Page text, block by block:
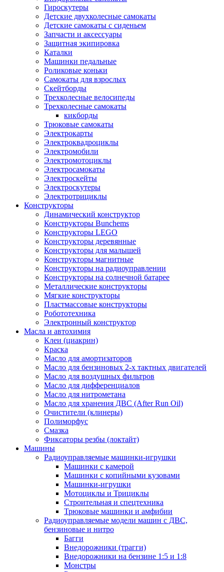
Гироскутеры
Детские двухколесные самокаты
Детские самокаты с сиденьем
Запчасти и аксессуары
Защитная экипировка
Каталки
Машинки педальные
Роликовые коньки
Самокаты для взрослых
Скейтборды
Трехколесные велосипеды
Трехколесные самокаты
кикборды
Трюковые самокаты
Электрокарты
Электроквадроциклы
Электромобили
Электромотоциклы
Электросамокаты
Электроскейты
Электроскутеры
Электротрициклы
Конструкторы
Динамический конструктор
Конструкторы Bunchems
Конструкторы LEGO
Конструкторы деревянные
Конструкторы для малышей
Конструкторы магнитные
Конструкторы на радиоуправлении
Конструкторы на солнечной батарее
Металлические конструкторы
Мягкие конструкторы
Пластмассовые конструкторы
Робототехника
Электронный конструктор
Масла и автохимия
Клеи (циакрин)
Краска
Масло для амортизаторов
Масло для бензиновых 2-х тактных двигателей
Масло для воздушных фильтров
Масло для дифференциалов
Масло для нитрометана
Масло для хранения ДВС (After Run Oil)
Очистители (клинеры)
Полиморфус
Смазка
Фиксаторы резбы (локтайт)
Машины
Радиоуправляемые машинки-игрушки
Машинки с камерой
Машинки с копийными кузовами
Машинки-игрушки
Мотоциклы и Трициклы
Строительная и спецтехника
Трюковые машинки и амфибии
Радиоуправляемые модели машин с ДВС,
бензиновые и нитро
Багги
Внедорожники (трагги)
Внедорожники на бензине 1:5 и 1:8
Монстры